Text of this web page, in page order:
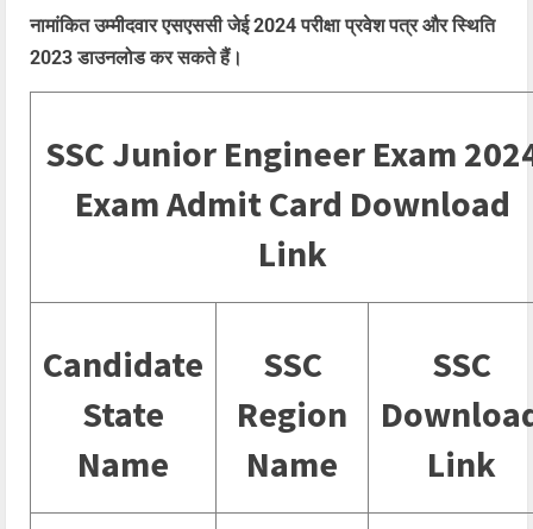
नामांकित उम्मीदवार एसएससी जेई 2024 परीक्षा प्रवेश पत्र और स्थिति
2023 डाउनलोड कर सकते हैं।
SSC Junior Engineer Exam
Exam Admit Card Download
Link
Candidate
State
Name
SSC
Region
Name
SSC
Link